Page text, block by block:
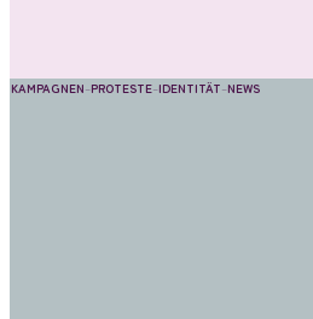
KAMPAGNEN–PROTESTE–IDENTITÄT–NEWS